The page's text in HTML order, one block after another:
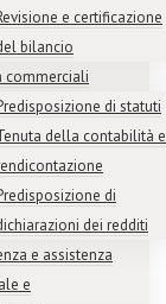
e certificazione
bilancio
commerciali
di statuti
della contabilità e
di
dei redditi
e assistenza
e